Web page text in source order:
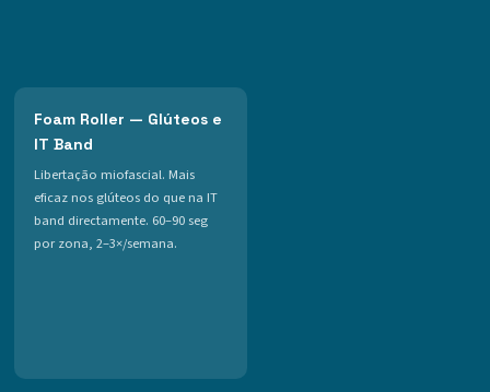
Foam Roller — Glúteos e
IT Band
Libertação miofascial. Mais
eficaz nos glúteos do que na IT
band directamente. 60–90 seg
por zona, 2–3×/semana.